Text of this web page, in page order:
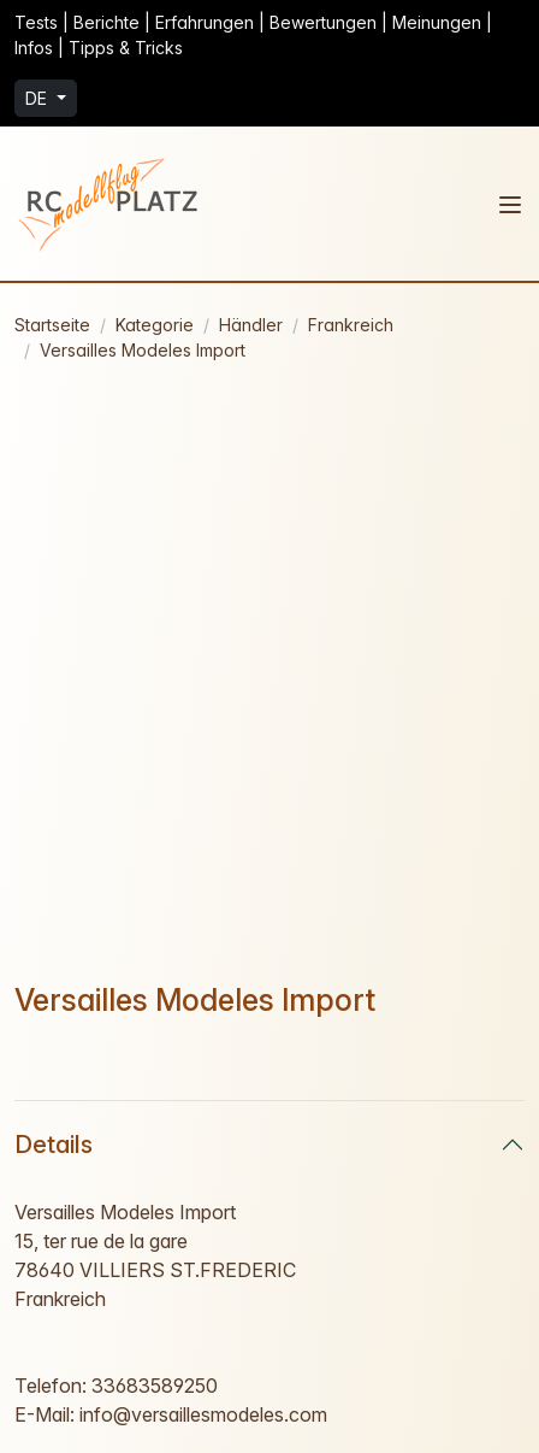
Tests | Berichte | Erfahrungen | Bewertungen | Meinungen |
Infos | Tipps & Tricks
DE
Startseite Kategorie Händler
Frankreich
Versailles Modeles Import
Versailles Modeles Import
Details
Versailles Modeles Import
15, ter rue de la gare
78640 VILLIERS ST.FREDERIC
Frankreich
Telefon: 33683589250
E-Mail: info@versaillesmodeles.com